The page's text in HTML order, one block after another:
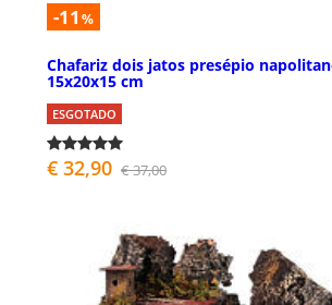
-11 %
Chafariz dois jatos presépio
15x20x15 cm
ESGOTADO
€ 32,90 € 37,00